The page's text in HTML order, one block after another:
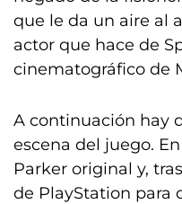
que le da un aire al
actor que hace de
cinematográfico de
A continuación hay
escena del juego.
Parker original y,
de PlayStation para